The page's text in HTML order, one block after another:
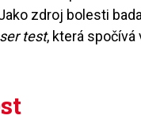
zdroj bolesti
test, která spočívá